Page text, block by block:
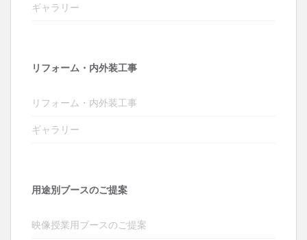
ギャラリー
リフォーム・内外装工事
リフォーム・内外装工事
ギャラリー
用途別ブースのご提案
映像授業用ブースのご提案